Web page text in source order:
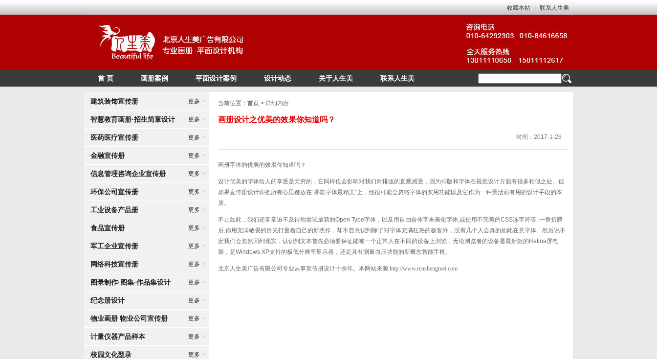
联系人生美
收藏本站
/* */
首 页 画册案例 平面设计案例 设计动态 关于人生美 联系人生美
建筑装饰宣传册 更多 >
智慧教育画册·招生简章设计 更多 >
医药医疗宣传册 更多 >
金融宣传册 更多 >
信息管理咨询企业宣传册 更多 >
环保公司宣传册 更多 >
工业设备产品册 更多 >
食品宣传册 更多 >
军工企业宣传册 更多 >
网络科技宣传册 更多 >
图录制作·图集·作品集设计 更多 >
纪念册设计 更多 >
物业画册 物业公司宣传册 更多 >
计量仪器产品样本 更多 >
校园文化型录 更多 >
当前位置： 首页 > 详细内容
画册设计之优美的效果你知道吗？
时间：2017-1-26
画册字体的优美的效果你知道吗？
设计优美的字体给人的享受是无穷的，它同样也会影响对我们对排版的直观感受，因为排版和字体在视觉设计方面有很多相似之处。但
如果宣传册设计师把所有心思都放在“哪款字体最精美”上，他很可能会忽略字体的实用功能以及它作为一种灵活而有用的设计手段的本
质。
不止如此，我们还常常迫不及待地尝试最新的Open Type字体，以及用自由合体字来美化字体,或使用不完善的CSS连字符等, 一番折腾
后,你用充满敬畏的目光打量着自己的新杰作，却不曾意识到除了对字体充满狂热的极客外，没有几个人会真的如此在意字体。然后说不
定我们会忽然回到现实，认识到文本首先必须要保证能被一个正常人在不同的设备上浏览，无论浏览者的设备是最新款的Retina屏电
脑，是Windows XP支持的极低分辨率显示器，还是具有测量血压功能的新概念智能手机。
北京人生美广告有限公司专业从事宣传册设计十余年。本网站来源 http://www.renshengmei.com